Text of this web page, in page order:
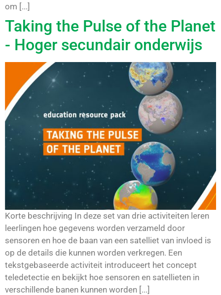
om [...]
Taking the Pulse of the Planet
- Hoger secundair onderwijs
Korte beschrijving In deze set van drie activiteiten leren
leerlingen hoe gegevens worden verzameld door
sensoren en hoe de baan van een satelliet van invloed is
op de details die kunnen worden verkregen. Een
tekstgebaseerde activiteit introduceert het concept
teledetectie en bekijkt hoe sensoren en satellieten in
verschillende banen kunnen worden [...]